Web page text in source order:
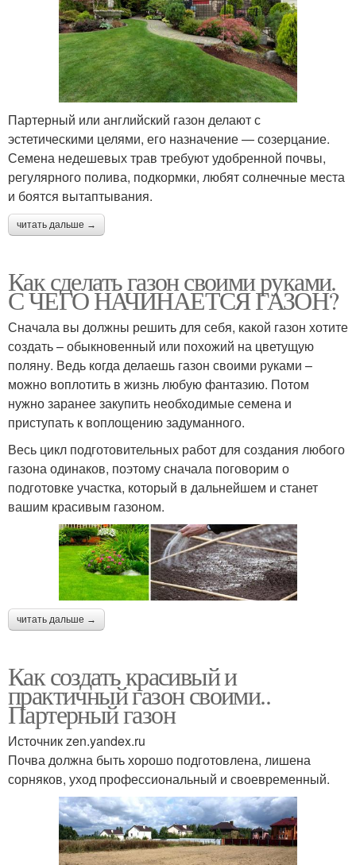
Партерный или английский газон делают с
эстетическими целями, его назначение — созерцание.
Семена недешевых трав требуют удобренной почвы,
регулярного полива, подкормки, любят солнечные места
и боятся вытаптывания.
читать дальше →
Как сделать газон своими руками.
С ЧЕГО НАЧИНАЕТСЯ ГАЗОН?
Сначала вы должны решить для себя, какой газон хотите
создать – обыкновенный или похожий на цветущую
поляну. Ведь когда делаешь газон своими руками –
можно воплотить в жизнь любую фантазию. Потом
нужно заранее закупить необходимые семена и
приступать к воплощению задуманного.
Весь цикл подготовительных работ для создания любого
газона одинаков, поэтому сначала поговорим о
подготовке участка, который в дальнейшем и станет
вашим красивым газоном.
читать дальше →
Как создать красивый и
практичный газон своими..
Партерный газон
Источник zen.yandex.ru
Почва должна быть хорошо подготовлена, лишена
сорняков, уход профессиональный и своевременный.